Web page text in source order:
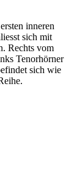
inneren
sich mit
Rechts vom
Tenorhörner
sich wie